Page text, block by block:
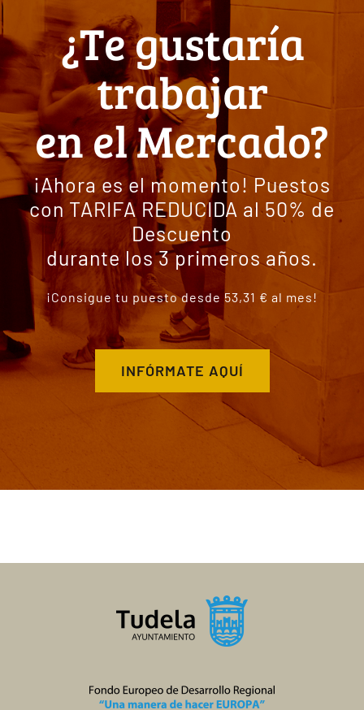
¿Te gustaría
trabajar
en el Mercado?
¡Ahora es el momento! Puestos
con TARIFA REDUCIDA al 50% de
Descuento
durante los 3 primeros años.
¡Consigue tu puesto desde 53,31 € al mes!
INFÓRMATE AQUÍ